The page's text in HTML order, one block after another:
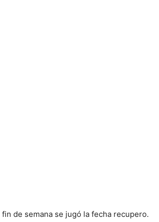
de semana se jugó la fecha recupero.